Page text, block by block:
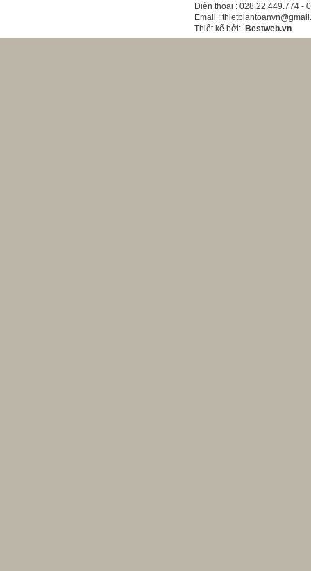
Điện thoại : 028.22.449.774
Email :
Thiết kế bởi: Bestweb.vn